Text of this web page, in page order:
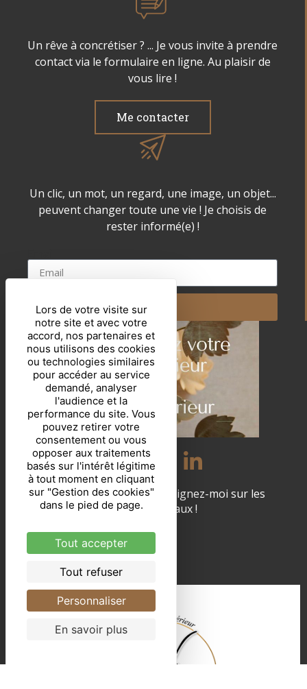
Un rêve à concrétiser ? ... Je vous invite à prendre
contact via le formulaire en ligne. Au plaisir de
vous lire !
Me contacter
Un clic, un mot, un regard, une image, un objet...
peuvent changer toute une vie ! Je choisis de
rester informé(e) !
Demeurons en liens... Rejoignez-moi sur les
réseaux sociaux !
Lors de votre visite sur
notre site et avec votre
accord, nos partenaires et
nous utilisons des cookies
ou technologies similaires
pour accéder au service
demandé, analyser
l'audience et la
performance du site. Vous
pouvez retirer votre
consentement ou vous
opposer aux traitements
basés sur l'intérêt légitime
à tout moment en cliquant
sur "Gestion des cookies"
dans le pied de page.
Tout accepter
Tout refuser
Personnaliser
En savoir plus